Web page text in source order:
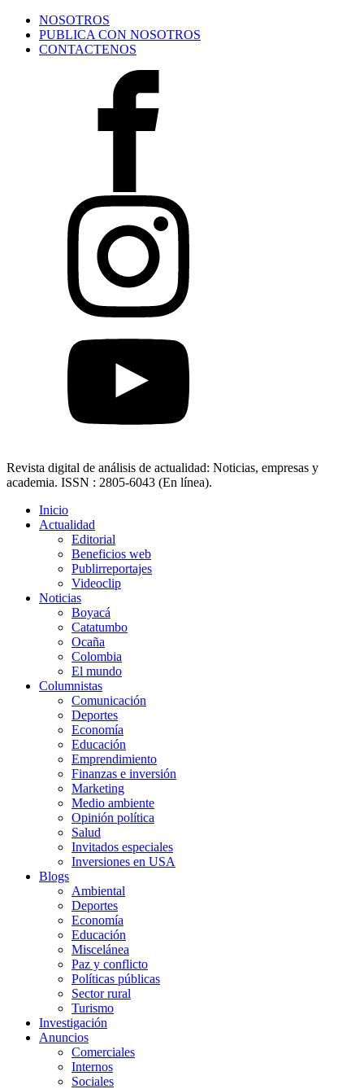
NOSOTROS
PUBLICA CON NOSOTROS
CONTACTENOS
Revista digital de análisis de actualidad: Noticias, empresas y
academia. ISSN : 2805-6043 (En línea).
Inicio
Actualidad
Editorial
Beneficios web
Publirreportajes
Videoclip
Noticias
Boyacá
Catatumbo
Ocaña
Colombia
El mundo
Columnistas
Comunicación
Deportes
Economía
Educación
Emprendimiento
Finanzas e inversión
Marketing
Medio ambiente
Opinión política
Salud
Invitados especiales
Inversiones en USA
Blogs
Ambiental
Deportes
Economía
Educación
Miscelánea
Paz y conflicto
Políticas públicas
Sector rural
Turismo
Investigación
Anuncios
Comerciales
Internos
Sociales